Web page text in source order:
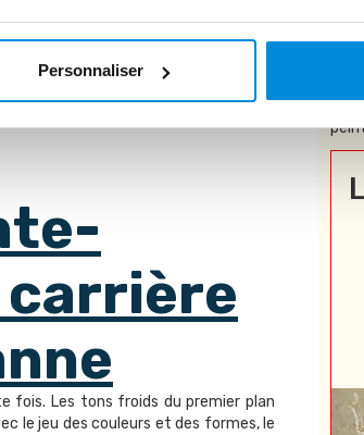
Personnaliser
La bouteille, posée au centre de
la symétrie en étant située au
des couleurs et du noir est
post-impressionnisme. Ce tableau
pas qu’il soit peintre.
carrière
fois. Les tons froids du premier plan
le jeu des couleurs et des formes, le
*